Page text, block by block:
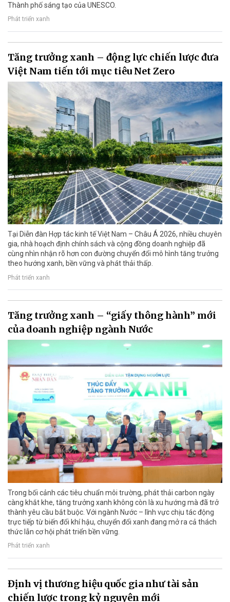
Thành phố sáng tạo của UNESCO.
Phát triển xanh
Tăng trưởng xanh – động lực chiến lược đưa
Việt Nam tiến tới mục tiêu Net Zero
Tại Diễn đàn Hợp tác kinh tế Việt Nam – Châu Á 2026, nhiều chuyên
gia, nhà hoạch định chính sách và cộng đồng doanh nghiệp đã
cùng nhìn nhận rõ hơn con đường chuyển đổi mô hình tăng trưởng
theo hướng xanh, bền vững và phát thải thấp.
Phát triển xanh
Tăng trưởng xanh – “giấy thông hành” mới
của doanh nghiệp ngành Nước
Trong bối cảnh các tiêu chuẩn môi trường, phát thải carbon ngày
càng khắt khe, tăng trưởng xanh không còn là xu hướng mà đã trở
thành yêu cầu bắt buộc. Với ngành Nước – lĩnh vực chịu tác động
trực tiếp từ biến đổi khí hậu, chuyển đổi xanh đang mở ra cả thách
thức lẫn cơ hội phát triển bền vững.
Phát triển xanh
Định vị thương hiệu quốc gia như tài sản
chiến lược trong kỷ nguyên mới